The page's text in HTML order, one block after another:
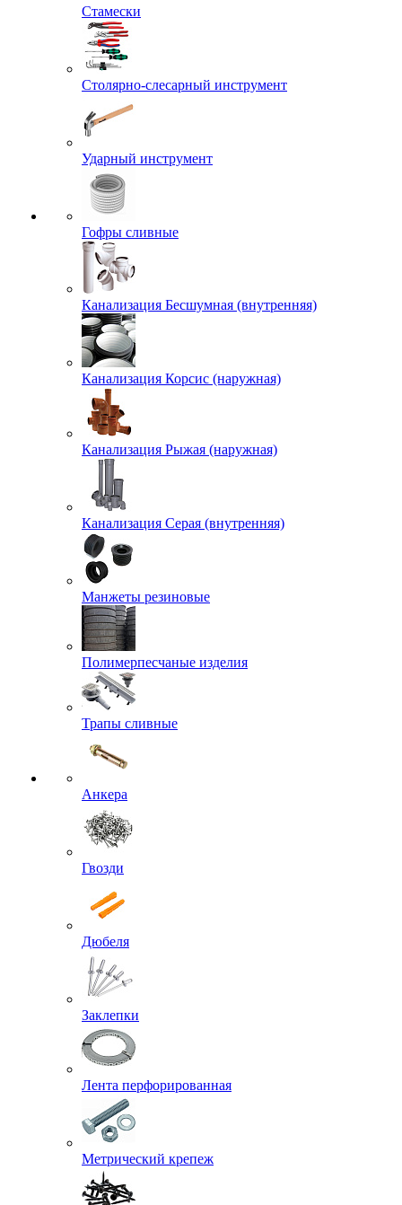
Стамески
Столярно-слесарный инструмент
Ударный инструмент
Гофры сливные
Канализация Бесшумная (внутренняя)
Канализация Корсис (наружная)
Канализация Рыжая (наружная)
Канализация Серая (внутренняя)
Манжеты резиновые
Полимерпесчаные изделия
Трапы сливные
Анкера
Гвозди
Дюбеля
Заклепки
Лента перфорированная
Метрический крепеж